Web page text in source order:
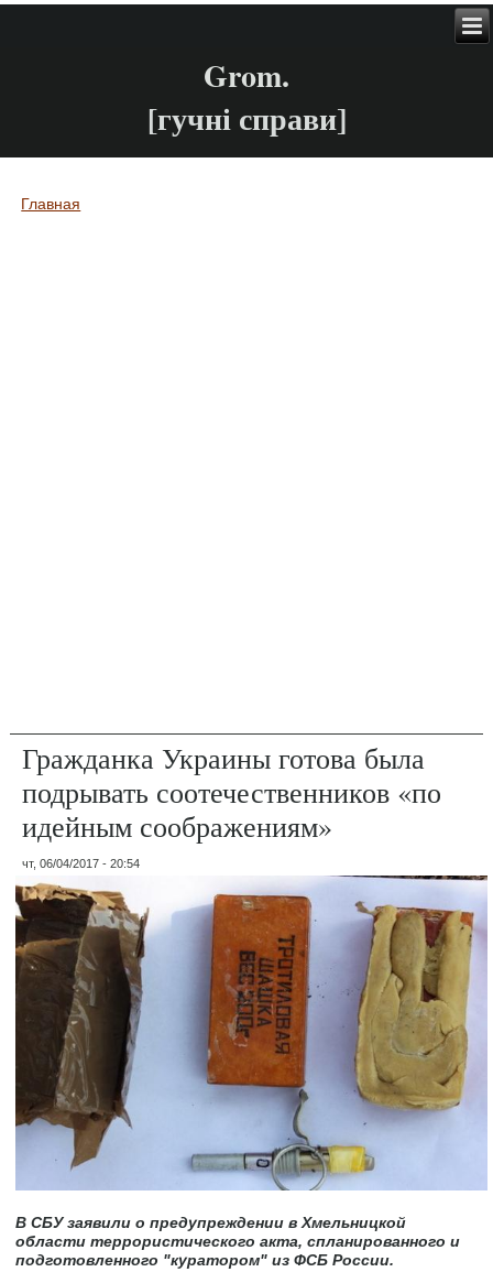
Grom.
[гучні справи]
Вы здесь
Главная
Гражданка Украины готова была
подрывать соотечественников «по
идейным соображениям»
чт, 06/04/2017 - 20:54
В СБУ заявили о предупреждении в Хмельницкой
области террористического акта, спланированного и
подготовленного "куратором" из ФСБ России.